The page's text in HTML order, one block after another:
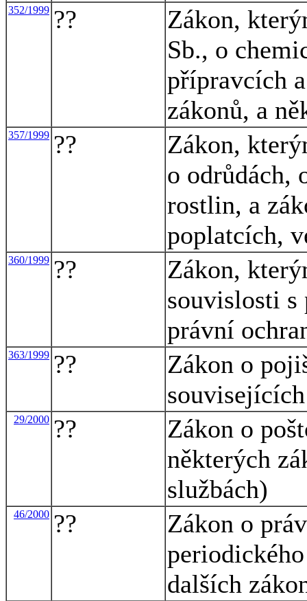
352/1999 ??
Zákon,
Sb., o
přípravcích
zákonů, a
357/1999 ??
Zákon,
o odrůdách,
rostlin, a
poplatcích,
360/1999 ??
Zákon,
souvislosti s
právní
363/1999 ??
Zákon o
29/2000 ??
Zákon o
některých
službách)
46/2000 ??
Zákon o
dalších